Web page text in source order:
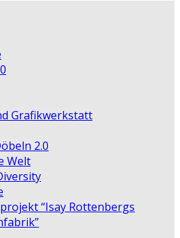
Grafikwerkstatt
2.0
Welt
“Isay Rottenbergs